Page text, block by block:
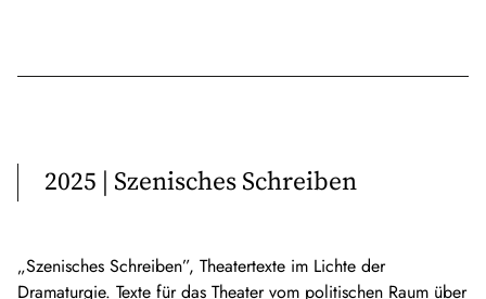
2025 | Szenisches Schreiben
„Szenisches Schreiben”, Theatertexte im Lichte der
Dramaturgie. Texte für das Theater vom politischen Raum über